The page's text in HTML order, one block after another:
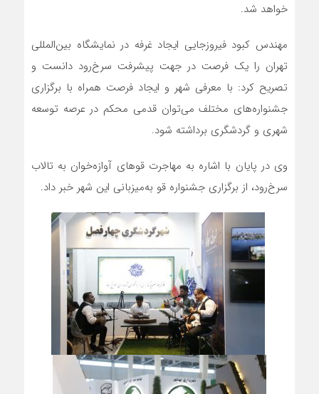
خواهد شد.
مهندس کبود فیروزجایی ایجاد غرفه در نمایشگاه بین‌المللی
تهران را یک فرصت در جهت پیشرفت سرخ‌رود دانست و
تصریح کرد: با معرفی شهر و ایجاد فرصت همراه با برگزاری
جشنواره‌های مختلف می‌توان قدمی محکم در عرصه توسعه
شهری و گردشگری برداشته شود.
وی در پایان با اشاره به مهاجرت قوهای آوازه‌خوان به تالاب
سرخ‌رود، از برگزاری جشنواره قو به‌میزبانی این شهر خبر داد.